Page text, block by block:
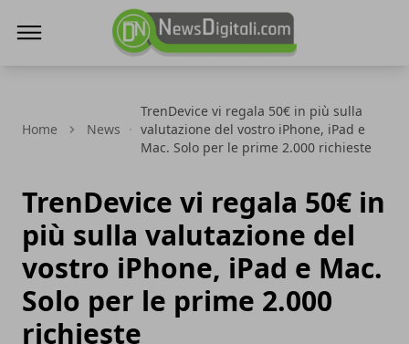
Home News
TrenDevice vi regala 50€ in più sulla
valutazione del vostro iPhone, iPad e
Mac. Solo per le prime 2.000 richieste
TrenDevice vi regala 50€ in
più sulla valutazione del
vostro iPhone, iPad e Mac.
Solo per le prime 2.000
richieste